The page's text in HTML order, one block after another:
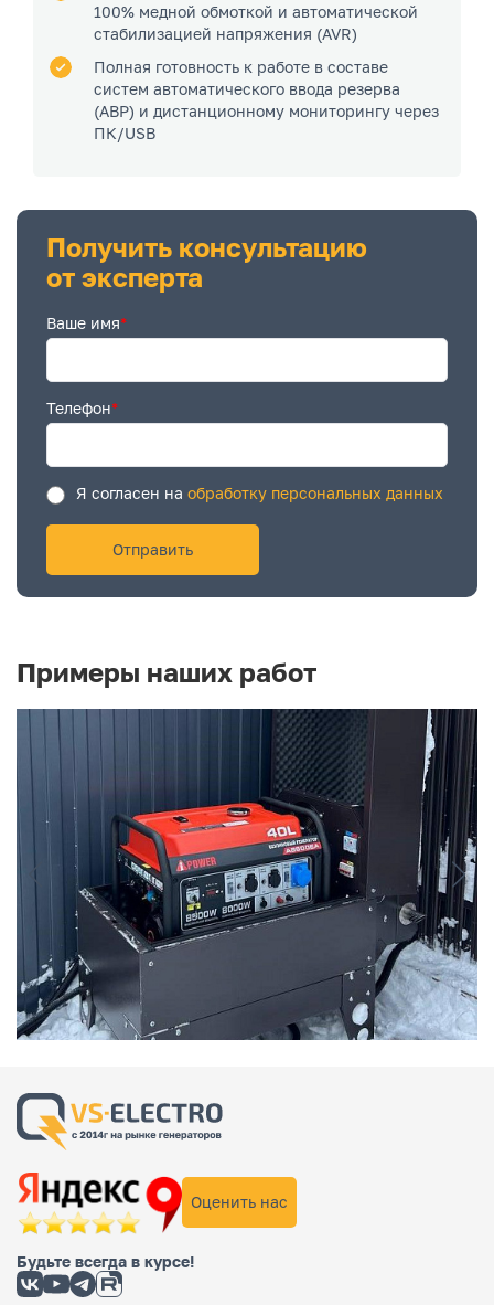
100% медной обмоткой и автоматической
стабилизацией напряжения (AVR)
Полная готовность к работе в составе
систем автоматического ввода резерва
(АВР) и дистанционному мониторингу через
ПК/USB
Получить консультацию
от эксперта
Ваше имя*
Телефон*
Я согласен на обработку персональных данных
Примеры наших работ
Оценить нас
Будьте всегда в курсе!